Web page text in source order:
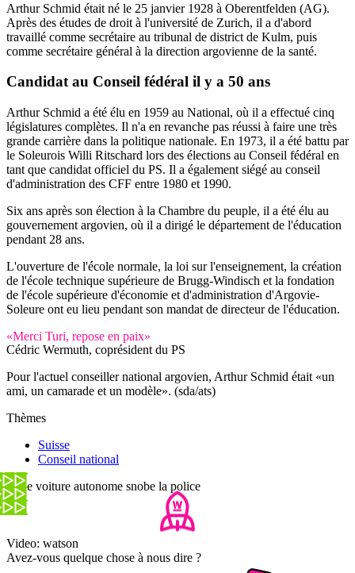
Arthur Schmid était né le 25 janvier 1928 à Oberentfelden (AG).
Après des études de droit à l'université de Zurich, il a d'abord
travaillé comme secrétaire au tribunal de district de Kulm, puis
comme secrétaire général à la direction argovienne de la santé.
Candidat au Conseil fédéral il y a 50 ans
Arthur Schmid a été élu en 1959 au National, où il a effectué cinq
législatures complètes. Il n'a en revanche pas réussi à faire une très
grande carrière dans la politique nationale. En 1973, il a été battu par
le Soleurois Willi Ritschard lors des élections au Conseil fédéral en
tant que candidat officiel du PS. Il a également siégé au conseil
d'administration des CFF entre 1980 et 1990.
Six ans après son élection à la Chambre du peuple, il a été élu au
gouvernement argovien, où il a dirigé le département de l'éducation
pendant 28 ans.
L'ouverture de l'école normale, la loi sur l'enseignement, la création
de l'école technique supérieure de Brugg-Windisch et la fondation
de l'école supérieure d'économie et d'administration d'Argovie-
Soleure ont eu lieu pendant son mandat de directeur de l'éducation.
«Merci Turi, repose en paix»
Cédric Wermuth, coprésident du PS
Pour l'actuel conseiller national argovien, Arthur Schmid était «un
ami, un camarade et un modèle». (sda/ats)
Thèmes
Suisse
Conseil national
Cette voiture autonome snobe la police
Video: watson
Avez-vous quelque chose à nous dire ?